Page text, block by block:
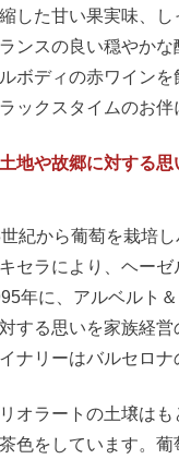
した甘い果実味、し
ンスの良い穏やかな
ボディの赤ワインを
ックスタイムのお伴
土地や故郷に対する
紀から葡萄を栽培
セラにより、ヘーゼ
年に、アルベルト
する思いを家族経
ナリーはバルセロ
オラートの土壌は
色をしています。